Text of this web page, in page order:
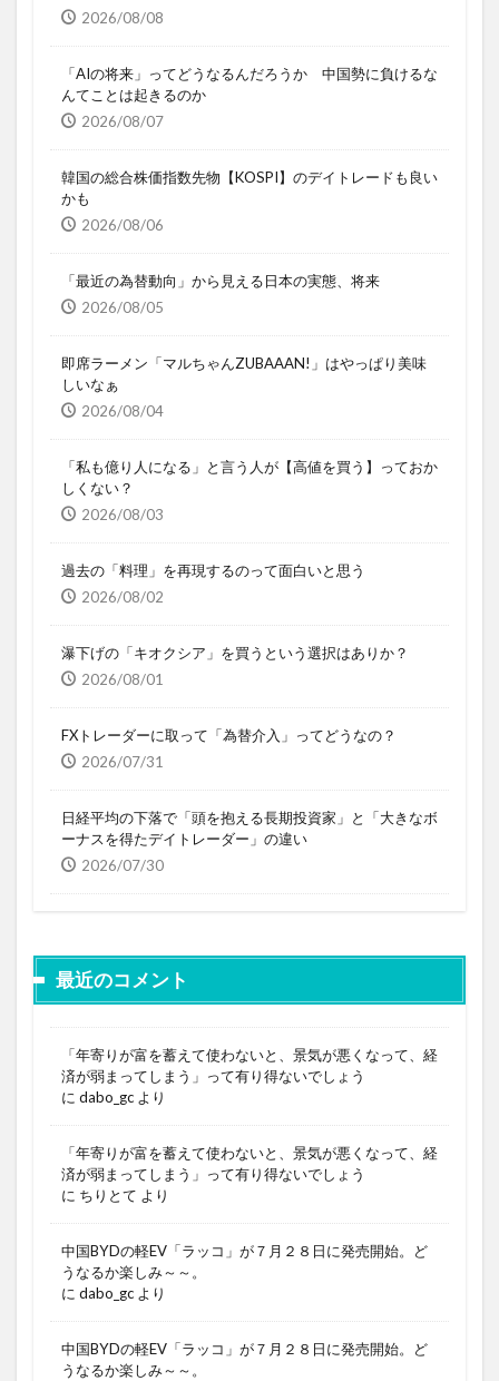
2026/08/08
「AIの将来」ってどうなるんだろうか 中国勢に負けるな
んてことは起きるのか
2026/08/07
韓国の総合株価指数先物【KOSPI】のデイトレードも良い
かも
2026/08/06
「最近の為替動向」から見える日本の実態、将来
2026/08/05
即席ラーメン「マルちゃんZUBAAAN!」はやっぱり美味
しいなぁ
2026/08/04
「私も億り人になる」と言う人が【高値を買う】っておか
しくない？
2026/08/03
過去の「料理」を再現するのって面白いと思う
2026/08/02
瀑下げの「キオクシア」を買うという選択はありか？
2026/08/01
FXトレーダーに取って「為替介入」ってどうなの？
2026/07/31
日経平均の下落で「頭を抱える長期投資家」と「大きなボ
ーナスを得たデイトレーダー」の違い
2026/07/30
最近のコメント
「年寄りが富を蓄えて使わないと、景気が悪くなって、経
済が弱まってしまう」って有り得ないでしょう
に dabo_gc より
「年寄りが富を蓄えて使わないと、景気が悪くなって、経
済が弱まってしまう」って有り得ないでしょう
に ちりとて より
中国BYDの軽EV「ラッコ」が７月２８日に発売開始。ど
うなるか楽しみ～～。
に dabo_gc より
中国BYDの軽EV「ラッコ」が７月２８日に発売開始。ど
うなるか楽しみ～～。